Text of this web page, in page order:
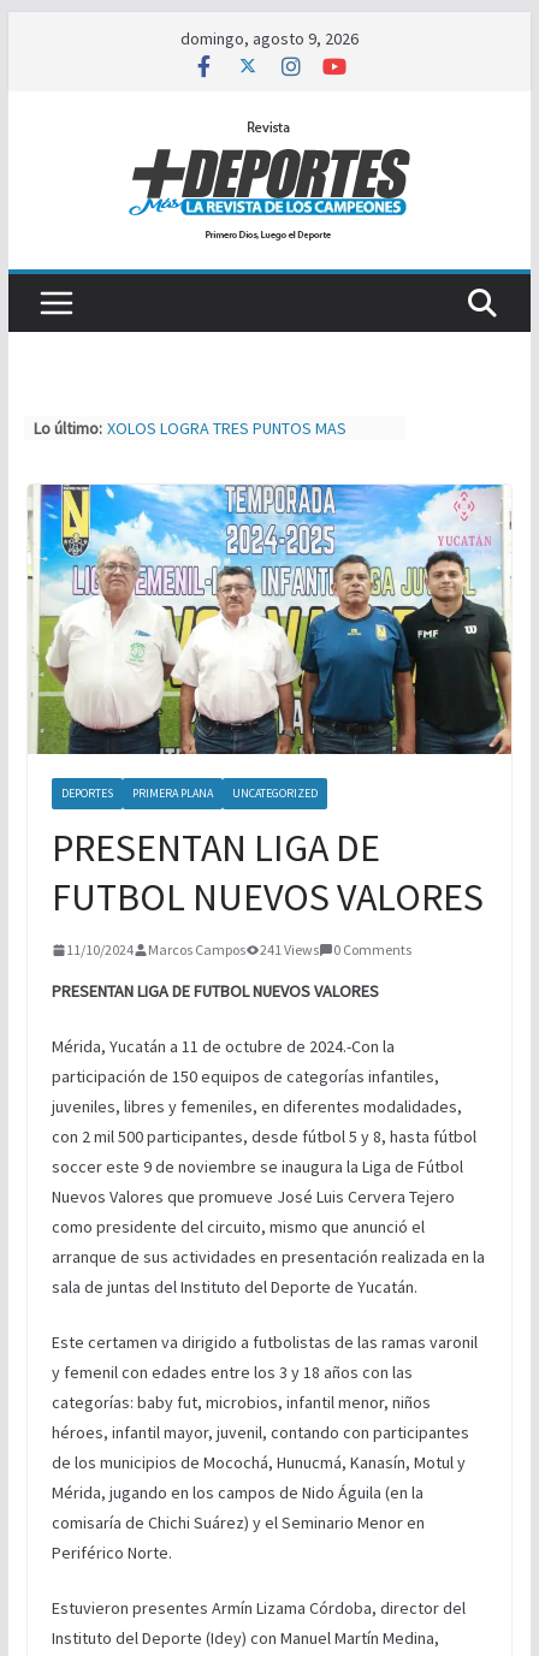
domingo, agosto 9, 2026
Lo último: XOLOS LOGRA TRES PUNTOS MAS
TIJUAS TEAM ENTRENA Y AJUSTA PARA
MXL
NUEVA ERA MAGFED SE CORONA EN
TORNEO DE PAINTBALL
BOXEO INTERNACIONAL
DEPORTES PRIMERA PLANA UNCATEGORIZED
PRESENTAN LIGA DE
FUTBOL NUEVOS VALORES
11/10/2024 Marcos Campos 241 Views 0 Comments
PRESENTAN LIGA DE FUTBOL NUEVOS VALORES
Mérida, Yucatán a 11 de octubre de 2024.-Con la
participación de 150 equipos de categorías infantiles,
juveniles, libres y femeniles, en diferentes modalidades,
con 2 mil 500 participantes, desde fútbol 5 y 8, hasta fútbol
soccer este 9 de noviembre se inaugura la Liga de Fútbol
Nuevos Valores que promueve José Luis Cervera Tejero
como presidente del circuito, mismo que anunció el
arranque de sus actividades en presentación realizada en la
sala de juntas del Instituto del Deporte de Yucatán.
Este certamen va dirigido a futbolistas de las ramas varonil
y femenil con edades entre los 3 y 18 años con las
categorías: baby fut, microbios, infantil menor, niños
héroes, infantil mayor, juvenil, contando con participantes
de los municipios de Mocochá, Hunucmá, Kanasín, Motul y
Mérida, jugando en los campos de Nido Águila (en la
comisaría de Chichi Suárez) y el Seminario Menor en
Periférico Norte.
Estuvieron presentes Armín Lizama Córdoba, director del
Instituto del Deporte (Idey) con Manuel Martín Medina,